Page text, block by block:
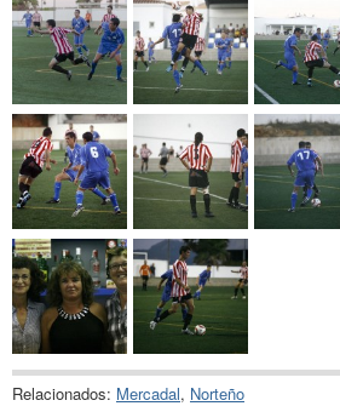
Relacionados: Mercadal, Norteño